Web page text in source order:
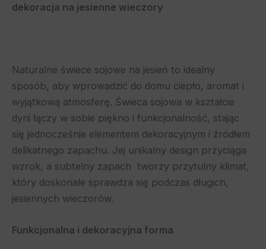
dekoracja na jesienne wieczory
Naturalne świece sojowe na jesień to idealny
sposób, aby wprowadzić do domu ciepło, aromat i
wyjątkową atmosferę. Świeca sojowa w kształcie
dyni łączy w sobie piękno i funkcjonalność, stając
się jednocześnie elementem dekoracyjnym i źródłem
delikatnego zapachu. Jej unikalny design przyciąga
wzrok, a subtelny zapach tworzy przytulny klimat,
który doskonale sprawdza się podczas długich,
jesiennych wieczorów.
Funkcjonalna i dekoracyjna forma